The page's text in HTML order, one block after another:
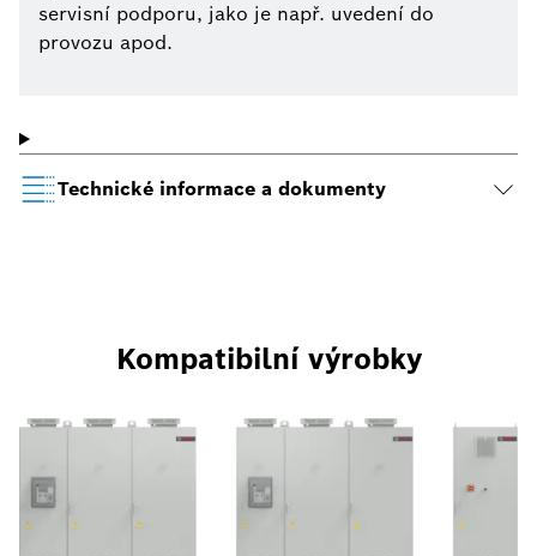
servisní podporu, jako je např. uvedení do
provozu apod.
Technické informace a dokumenty
Kompatibilní výrobky